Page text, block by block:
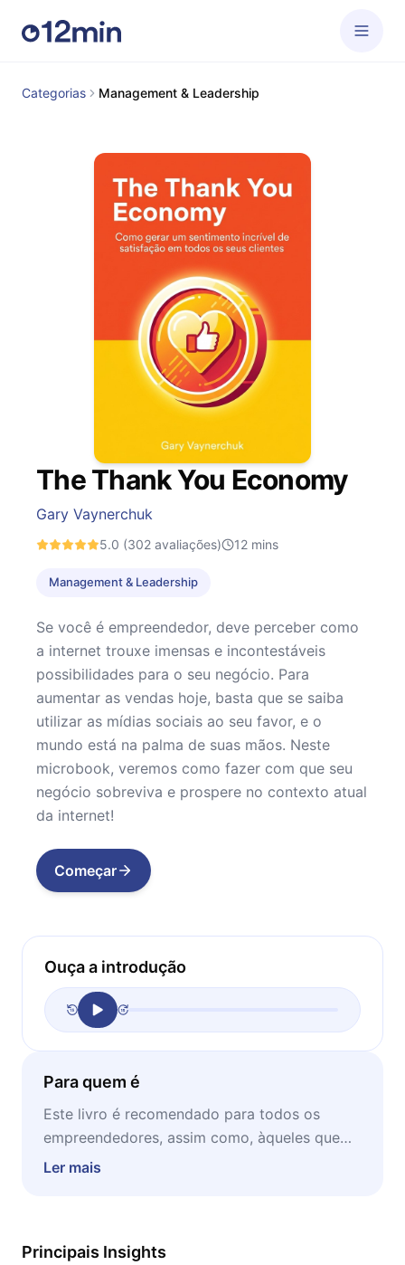
Categorias Management & Leadership
The Thank You Economy
Gary Vaynerchuk
5.0 (302 avaliações) 12 mins
Management & Leadership
Se você é empreendedor, deve perceber como
a internet trouxe imensas e incontestáveis
possibilidades para o seu negócio. Para
aumentar as vendas hoje, basta que se saiba
utilizar as mídias sociais ao seu favor, e o
mundo está na palma de suas mãos. Neste
microbook, veremos como fazer com que seu
negócio sobreviva e prospere no contexto atual
da internet!
Começar
Ouça a introdução
Para quem é
Este livro é recomendado para todos os
empreendedores, assim como, àqueles que
desejam aprender sobre marketing digital, ou
casa!
Ler mais
Principais Insights